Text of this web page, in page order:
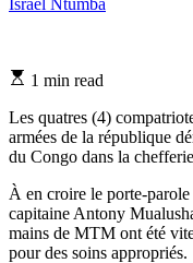
Estimated
time
1 min read
Les quatres (4)
armées de la république
du Congo dans la
À en croire le porte-
capitaine Antony
mains de MTM ont été
pour des soins appropriés.